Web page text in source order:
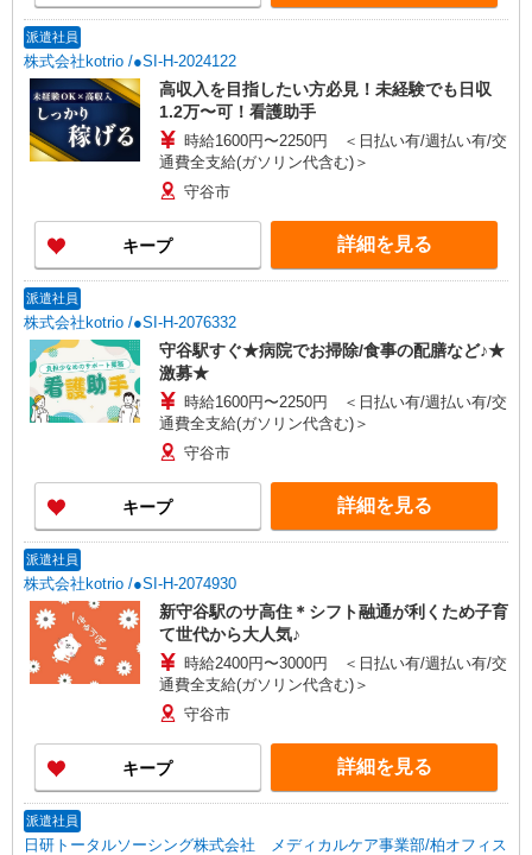
派遣社員
株式会社kotrio /●SI-H-2024122
高収入を目指したい方必見！未経験でも日収
1.2万〜可！看護助手
時給1600円〜2250円 ＜日払い有/週払い有/交
通費全支給(ガソリン代含む)＞
守谷市
キープ 詳細を見る
派遣社員
株式会社kotrio /●SI-H-2076332
守谷駅すぐ★病院でお掃除/食事の配膳など♪★
激募★
時給1600円〜2250円 ＜日払い有/週払い有/交
通費全支給(ガソリン代含む)＞
守谷市
キープ 詳細を見る
派遣社員
株式会社kotrio /●SI-H-2074930
新守谷駅のサ高住＊シフト融通が利くため子育
て世代から大人気♪
時給2400円〜3000円 ＜日払い有/週払い有/交
通費全支給(ガソリン代含む)＞
守谷市
キープ 詳細を見る
派遣社員
日研トータルソーシング株式会社 メディカルケア事業部/柏オフィス